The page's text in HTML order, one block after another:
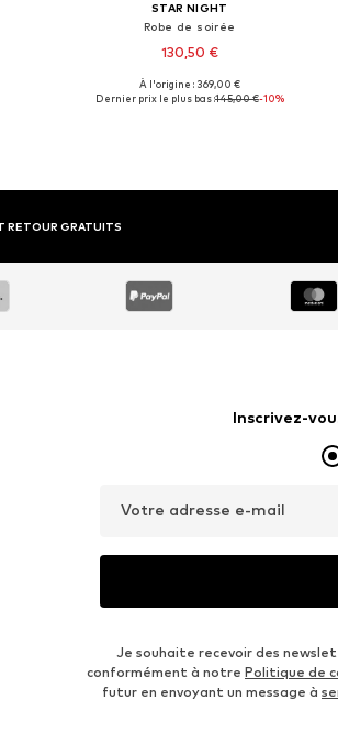
STAR NIGHT
Robe de soirée
130,50 €
Tailles disponibles: 44
À l'origine : 369,00 €
Dernier prix le plus bas :145,00 €-10%
RETOUR GRATUITS
Inscrivez-
Votre adresse e-mail
Je souhaite recevoir des
conformément à notre Politique de
futur en envoyant un message à